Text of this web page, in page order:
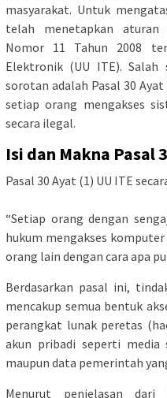
masyarakat. Untuk
telah menetapkan aturan
Nomor 11 Tahun 2008
Elektronik (UU ITE).
sorotan adalah Pasal 30
setiap orang mengakses
secara ilegal.
Isi dan Makna Pasal
Pasal 30 Ayat (1) UU ITE
“Setiap orang dengan
hukum mengakses
orang lain dengan cara apa
Berdasarkan pasal ini,
mencakup semua bentuk
perangkat lunak peretas
akun pribadi seperti media
maupun data pemerintah
Menurut penjelasan dari